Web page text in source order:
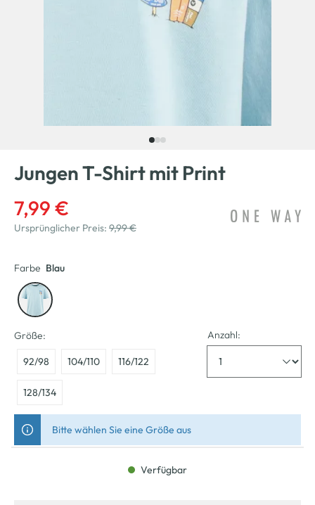
Jungen T-Shirt mit Print
7,99 €
Ursprünglicher Preis: 9,99 €
Farbe Blau
Größe:
92/98 104/110 116/122
128/134
Anzahl:
Bitte wählen Sie eine Größe aus
Verfügbar